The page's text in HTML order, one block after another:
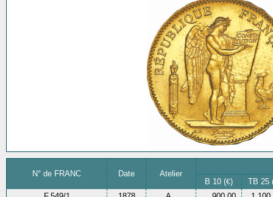
N° de FRANC Date
Atelier
B 10 (€)
TB 25